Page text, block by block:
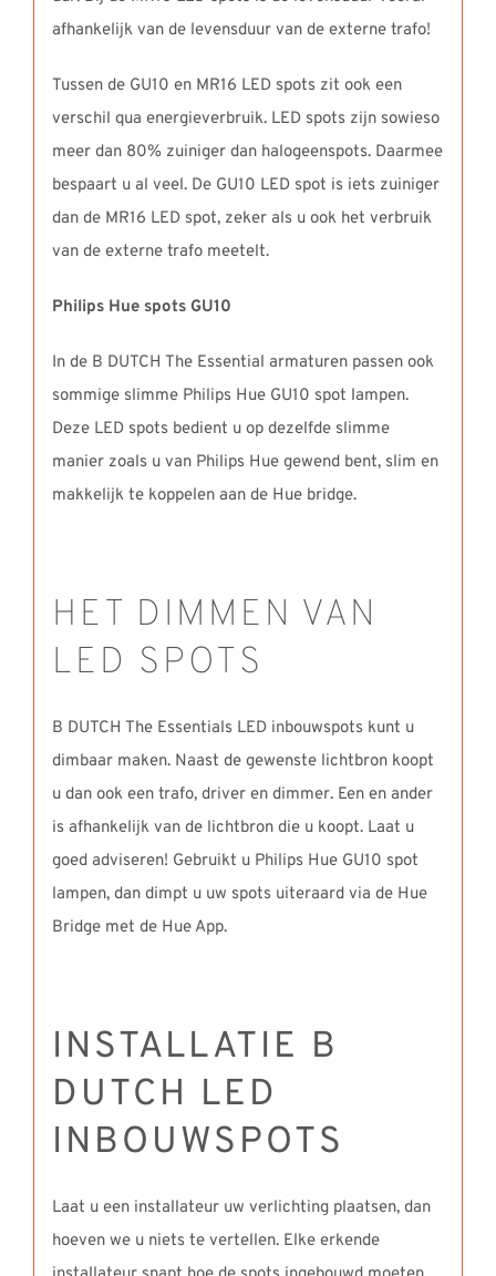
afhankelijk van de levensduur van de externe trafo!
Tussen de GU10 en MR16 LED spots zit ook een
verschil qua energieverbruik. LED spots zijn sowieso
meer dan 80% zuiniger dan halogeenspots. Daarmee
bespaart u al veel. De GU10 LED spot is iets zuiniger
dan de MR16 LED spot, zeker als u ook het verbruik
van de externe trafo meetelt.
Philips Hue spots GU10
In de B DUTCH The Essential armaturen passen ook
sommige slimme Philips Hue GU10 spot lampen.
Deze LED spots bedient u op dezelfde slimme
manier zoals u van Philips Hue gewend bent, slim en
makkelijk te koppelen aan de Hue bridge.
HET DIMMEN VAN
LED SPOTS
B DUTCH The Essentials LED inbouwspots kunt u
dimbaar maken. Naast de gewenste lichtbron koopt
u dan ook een trafo, driver en dimmer. Een en ander
is afhankelijk van de lichtbron die u koopt. Laat u
goed adviseren! Gebruikt u Philips Hue GU10 spot
lampen, dan dimpt u uw spots uiteraard via de Hue
Bridge met de Hue App.
INSTALLATIE B
DUTCH LED
INBOUWSPOTS
Laat u een installateur uw verlichting plaatsen, dan
hoeven we u niets te vertellen. Elke erkende